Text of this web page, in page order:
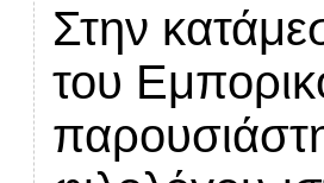
Στην
του